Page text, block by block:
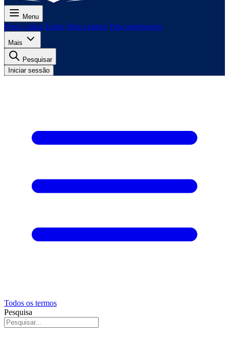
Menu
Preço Aulas Testes Para exames Para professores
Mais
Pesquisar
Iniciar sessão
Todos os termos
Pesquisa